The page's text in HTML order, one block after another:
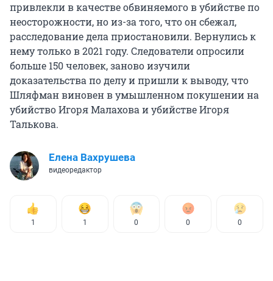
привлекли в качестве обвиняемого в убийстве по
неосторожности, но из-за того, что он сбежал,
расследование дела приостановили. Вернулись к
нему только в 2021 году. Следователи опросили
больше 150 человек, заново изучили
доказательства по делу и пришли к выводу, что
Шляфман виновен в умышленном покушении на
убийство Игоря Малахова и убийстве Игоря
Талькова.
Елена Вахрушева
видеоредактор
1 1 0 0 0